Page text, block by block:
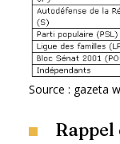
Source : gazeta
Rappel